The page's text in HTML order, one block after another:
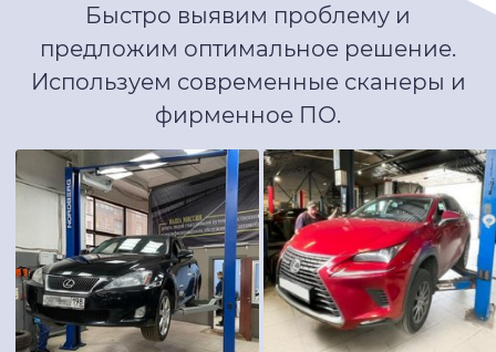
Быстро выявим проблему и
предложим оптимальное решение.
Используем современные сканеры и
фирменное ПО.